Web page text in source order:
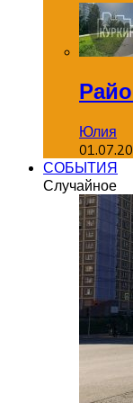
Юлия
СОБЫТИЯ
Случайное